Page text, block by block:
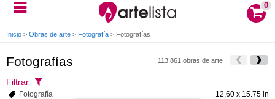
0
Inicio > Obras de arte > Fotografía > Fotografías
Fotografías 113.861 obras de arte
Filtrar
12.60 x 15.75 in
Fotografía